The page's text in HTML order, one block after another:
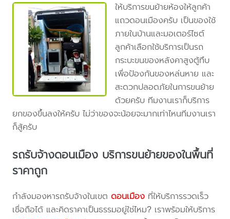
ให้บริการขนย้ายห้องให้ลูกค้า
แถวดอนเมืองครับ เป็นของใช้
ภายในบ้านและมอเตอร์ไซต์
ลูกค้าเลือกใช้บริการเป็นรถ
กระบะขนของหลังคาสูงตู้ทึบ
เพื่อป้องกันของหล่นหาย และ
สะดวกปลอดภัยในการขนย้าย
ด้วยครับ ทีมงานเราก็บริการ
ยกของขึ้นลงให้ครับ ไม่ว่าของจะน้อยจะมากเท่าไหนทีมงานเรา
ก็สู้ครับ
รถรับจ้างดอนเมือง บริการขนย้ายของในพื้นที่
ราคาถูก
กำลังมองหารถรับจ้างในเขตดอนเมือง ที่ให้บริการรวดเร็ว
เชื่อถือได้ และคิดราคาเป็นธรรมอยู่ใช่ไหม? เราพร้อมให้บริการ